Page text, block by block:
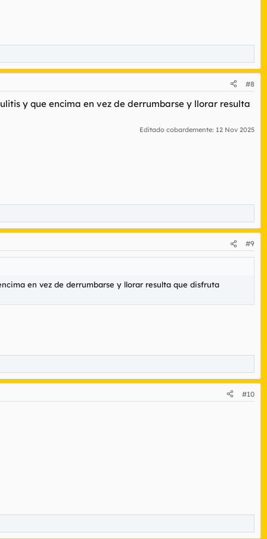
#8
y que encima en vez de derrumbarse y llorar resulta
Editado cobardemente: 12 Nov 2025
#9
en vez de derrumbarse y llorar resulta que disfruta
#10